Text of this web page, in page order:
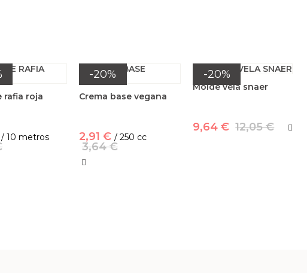
rafia roja
/ 10 metros
-20%
Crema base vegana
2,91 € / 250 cc
3,64 €
-20%
Molde vela snaer
9,64 € 12,05 €